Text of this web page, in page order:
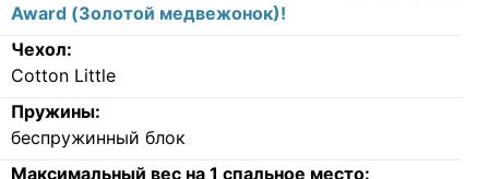
Award (Золотой медвежонок)!
Чехол:
Cotton Little
Пружины:
беспружинный блок
Максимальный вес на 1 спальное место: